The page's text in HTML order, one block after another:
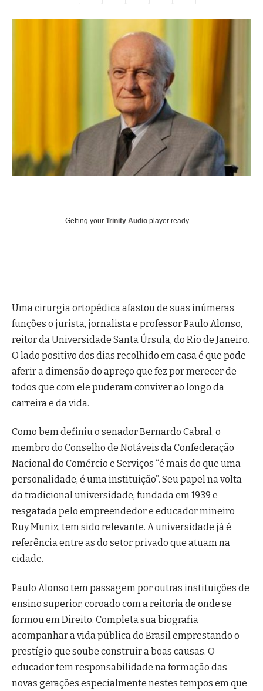
Getting your Trinity Audio player ready...
Uma cirurgia ortopédica afastou de suas inúmeras
funções o jurista, jornalista e professor Paulo Alonso,
reitor da Universidade Santa Úrsula, do Rio de Janeiro.
O lado positivo dos dias recolhido em casa é que pode
aferir a dimensão do apreço que fez por merecer de
todos que com ele puderam conviver ao longo da
carreira e da vida.
Como bem definiu o senador Bernardo Cabral, o
membro do Conselho de Notáveis da Confederação
Nacional do Comércio e Serviços “é mais do que uma
personalidade, é uma instituição”. Seu papel na volta
da tradicional universidade, fundada em 1939 e
resgatada pelo empreendedor e educador mineiro
Ruy Muniz, tem sido relevante. A universidade já é
referência entre as do setor privado que atuam na
cidade.
Paulo Alonso tem passagem por outras instituições de
ensino superior, coroado com a reitoria de onde se
formou em Direito. Completa sua biografia
acompanhar a vida pública do Brasil emprestando o
prestígio que soube construir a boas causas. O
educador tem responsabilidade na formação das
novas gerações especialmente nestes tempos em que